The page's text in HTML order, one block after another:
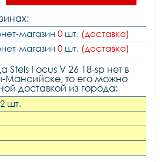
магазин 0 шт. (доставка)
магазин 0 шт. (доставка)
Stels Focus V 26 18-sp нет в
Мансийске, то его можно
доставкой из города:
шт.